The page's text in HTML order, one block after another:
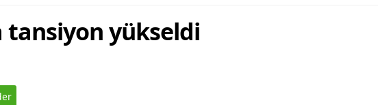
tansiyon yükseldi